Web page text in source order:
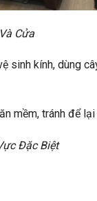
Cửa
sinh kính, dùng
mềm, tránh để
Đặc Biệt